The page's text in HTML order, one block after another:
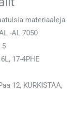
materiaaleja
-AL 7050
5
17-4PHE
12, KURKISTAA,